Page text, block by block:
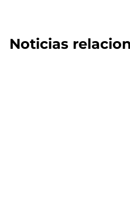
Noticias